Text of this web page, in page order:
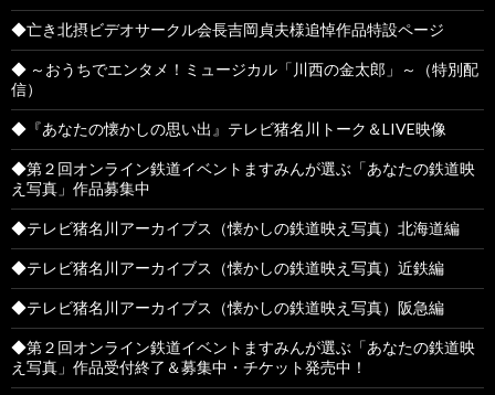
◆亡き北摂ビデオサークル会長吉岡貞夫様追悼作品特設ページ
◆ ～おうちでエンタメ！ミュージカル「川西の金太郎」～（特別配
信）
◆『あなたの懐かしの思い出』テレビ猪名川トーク＆LIVE映像
◆第２回オンライン鉄道イベントますみんが選ぶ「あなたの鉄道映
え写真」作品募集中
◆テレビ猪名川アーカイブス（懐かしの鉄道映え写真）北海道編
◆テレビ猪名川アーカイブス（懐かしの鉄道映え写真）近鉄編
◆テレビ猪名川アーカイブス（懐かしの鉄道映え写真）阪急編
◆第２回オンライン鉄道イベントますみんが選ぶ「あなたの鉄道映
え写真」作品受付終了＆募集中・チケット発売中！